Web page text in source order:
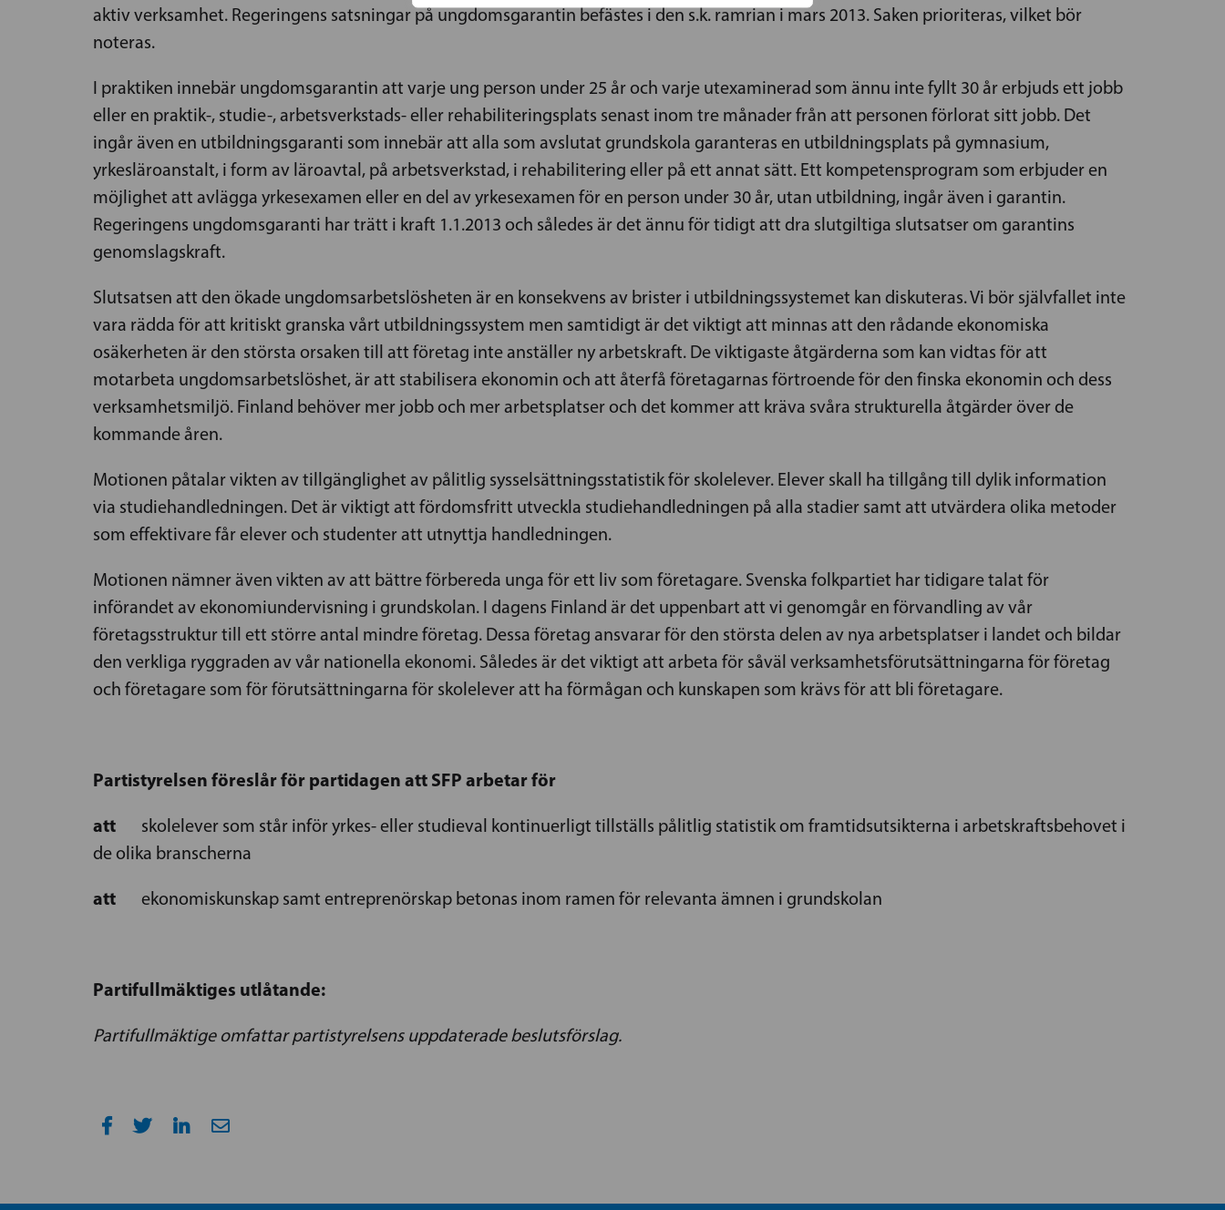
aktiv verksamhet. Regeringens satsningar på ungdomsgarantin befästes i den s.k. ramrian i mars 2013. Saken prioriteras, vilket bör
noteras.
I praktiken innebär ungdomsgarantin att varje ung person under 25 år och varje utexaminerad som ännu inte fyllt 30 år erbjuds ett jobb
eller en praktik-, studie-, arbetsverkstads- eller rehabiliteringsplats senast inom tre månader från att personen förlorat sitt jobb. Det
ingår även en utbildningsgaranti som innebär att alla som avslutat grundskola garanteras en utbildningsplats på gymnasium,
yrkesläroanstalt, i form av läroavtal, på arbetsverkstad, i rehabilitering eller på ett annat sätt. Ett kompetensprogram som erbjuder en
möjlighet att avlägga yrkesexamen eller en del av yrkesexamen för en person under 30 år, utan utbildning, ingår även i garantin.
Regeringens ungdomsgaranti har trätt i kraft 1.1.2013 och således är det ännu för tidigt att dra slutgiltiga slutsatser om garantins
genomslagskraft.
Slutsatsen att den ökade ungdomsarbetslösheten är en konsekvens av brister i utbildningssystemet kan diskuteras. Vi bör självfallet inte
vara rädda för att kritiskt granska vårt utbildningssystem men samtidigt är det viktigt att minnas att den rådande ekonomiska
osäkerheten är den största orsaken till att företag inte anställer ny arbetskraft. De viktigaste åtgärderna som kan vidtas för att
motarbeta ungdomsarbetslöshet, är att stabilisera ekonomin och att återfå företagarnas förtroende för den finska ekonomin och dess
verksamhetsmiljö. Finland behöver mer jobb och mer arbetsplatser och det kommer att kräva svåra strukturella åtgärder över de
kommande åren.
Motionen påtalar vikten av tillgänglighet av pålitlig sysselsättningsstatistik för skolelever. Elever skall ha tillgång till dylik information
via studiehandledningen. Det är viktigt att fördomsfritt utveckla studiehandledningen på alla stadier samt att utvärdera olika metoder
som effektivare får elever och studenter att utnyttja handledningen.
Motionen nämner även vikten av att bättre förbereda unga för ett liv som företagare. Svenska folkpartiet har tidigare talat för
införandet av ekonomiundervisning i grundskolan. I dagens Finland är det uppenbart att vi genomgår en förvandling av vår
företagsstruktur till ett större antal mindre företag. Dessa företag ansvarar för den största delen av nya arbetsplatser i landet och bildar
den verkliga ryggraden av vår nationella ekonomi. Således är det viktigt att arbeta för såväl verksamhetsförutsättningarna för företag
och företagare som för förutsättningarna för skolelever att ha förmågan och kunskapen som krävs för att bli företagare.
Partistyrelsen föreslår för partidagen att SFP arbetar för
att skolelever som står inför yrkes- eller studieval kontinuerligt tillställs pålitlig statistik om framtidsutsikterna i arbetskraftsbehovet i
de olika branscherna
att ekonomiskunskap samt entreprenörskap betonas inom ramen för relevanta ämnen i grundskolan
Partifullmäktiges utlåtande:
Partifullmäktige omfattar partistyrelsens uppdaterade beslutsförslag.